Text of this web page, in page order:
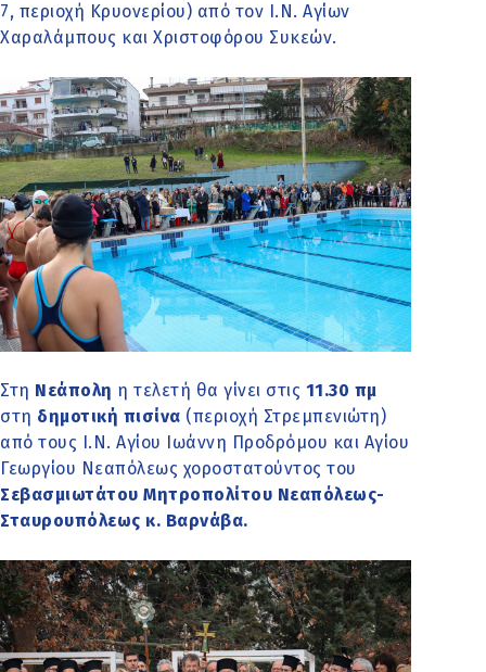
7, περιοχή Κρυονερίου) από τον Ι.Ν. Αγίων
Χαραλάμπους και Χριστοφόρου Συκεών.
Στη Νεάπολη η τελετή θα γίνει στις 11.30 πμ
στη δημοτική πισίνα (περιοχή Στρεμπενιώτη)
από τους Ι.Ν. Αγίου Ιωάννη Προδρόμου και Αγίου
Γεωργίου Νεαπόλεως χοροστατούντος του
Σεβασμιωτάτου Μητροπολίτου Νεαπόλεως-
Σταυρουπόλεως κ. Βαρνάβα.